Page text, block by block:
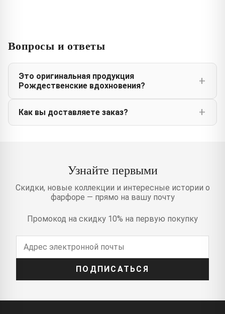
Вопросы и ответы
Это оригинальная продукция
Рождественские вдохновения?
Как вы доставляете заказ?
Узнайте первыми
Скидки, новые коллекции и интересные истории о
фарфоре — прямо на вашу почту
Промокод на скидку 10% на первую покупку
ПОДПИСАТЬСЯ